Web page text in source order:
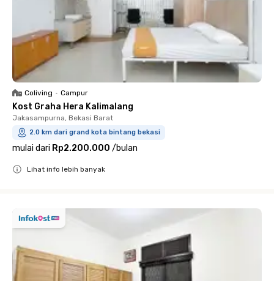
Coliving • Campur
Kost Graha Hera Kalimalang
Jakasampurna, Bekasi Barat
2.0 km dari grand kota bintang bekasi
mulai dari Rp2.200.000 /bulan
Lihat info lebih banyak